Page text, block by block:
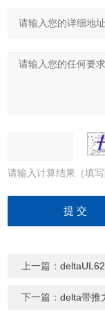
请输入计算结果（填
上一篇：
下一篇：delta带推